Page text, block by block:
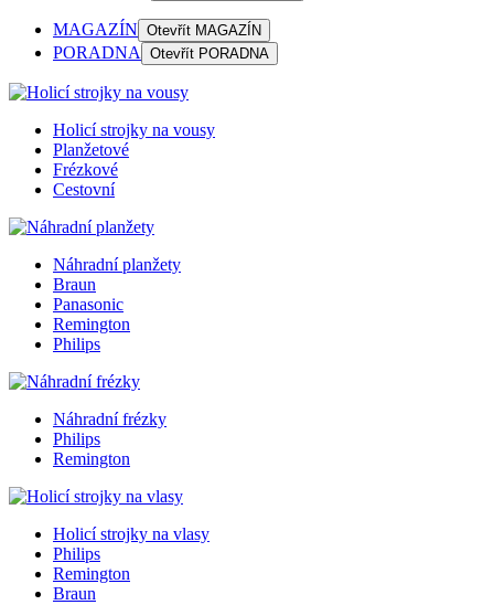
MAGAZÍN Otevřít MAGAZÍN
PORADNA Otevřít PORADNA
Holicí strojky na vousy
Planžetové
Frézkové
Cestovní
Náhradní planžety
Braun
Panasonic
Remington
Philips
Náhradní frézky
Philips
Remington
Holicí strojky na vlasy
Philips
Remington
Braun